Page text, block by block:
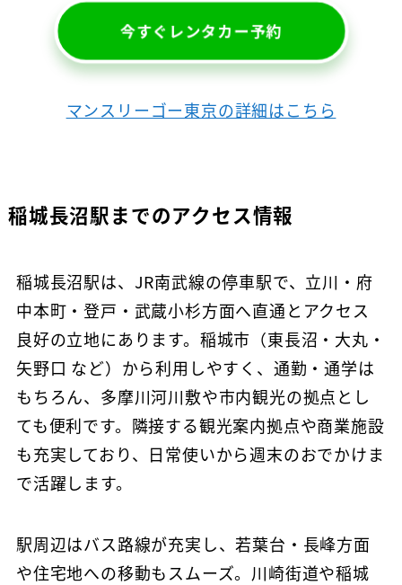
今すぐレンタカー予約
マンスリーゴー東京の詳細はこちら
稲城長沼駅までのアクセス情報
稲城長沼駅は、JR南武線の停車駅で、立川・府
中本町・登戸・武蔵小杉方面へ直通とアクセス
良好の立地にあります。稲城市（東長沼・大丸・
矢野口 など）から利用しやすく、通勤・通学は
もちろん、多摩川河川敷や市内観光の拠点とし
ても便利です。隣接する観光案内拠点や商業施設
も充実しており、日常使いから週末のおでかけま
で活躍します。
駅周辺はバス路線が充実し、若葉台・長峰方面
や住宅地への移動もスムーズ。川崎街道や稲城